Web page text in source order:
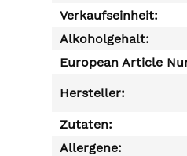
Verkaufseinheit:
Alkoholgehalt:
European Article
Hersteller:
Zutaten:
Allergene: